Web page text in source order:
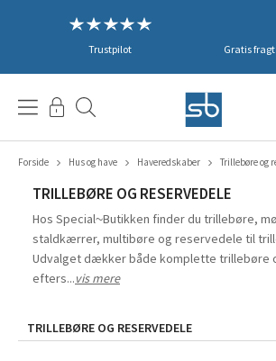
Trustpilot Gratis fragt
Forside Hus og have Haveredskaber Trillebøre og
TRILLEBØRE OG RESERVEDELE
Hos Special~Butikken finder du trillebøre,
staldkærrer, multibøre og reservedele til
Udvalget dækker både komplette trillebøre
efters...vis mere
TRILLEBØRE OG RESERVEDELE